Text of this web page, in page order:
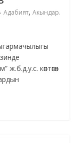
Адабият,Акындар.
көптөгөн